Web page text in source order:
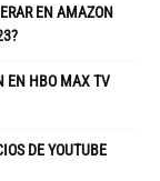
EN AMAZON
EN HBO MAX TV
DE YOUTUBE